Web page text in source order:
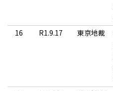
16
R1.9.17 東京地裁